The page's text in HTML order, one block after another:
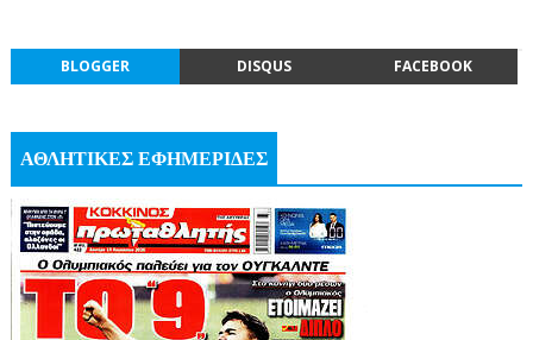
BLOGGER DISQUS FACEBOOK
ΑΘΛΗΤΙΚΕΣ ΕΦΗΜΕΡΙΔΕΣ